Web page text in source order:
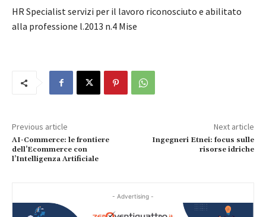
HR Specialist servizi per il lavoro riconosciuto e abilitato
alla professione l.2013 n.4 Mise
Previous article
AI-Commerce: le frontiere
dell’Ecommerce con
l’Intelligenza Artificiale
Next article
Ingegneri Etnei: focus sulle
risorse idriche
- Advertising -